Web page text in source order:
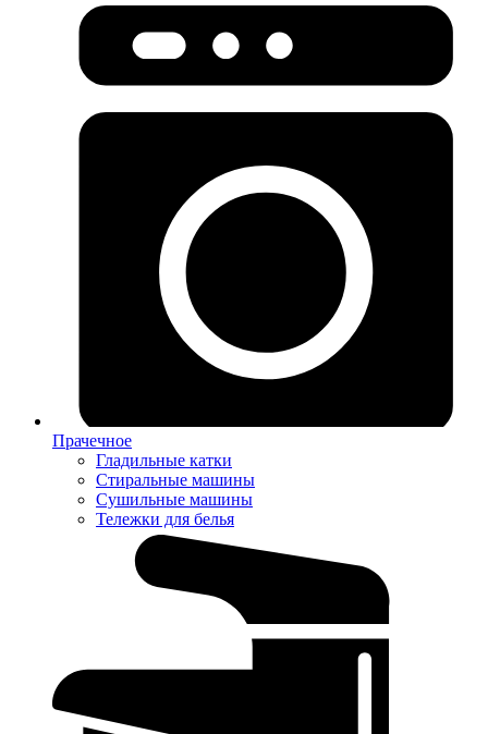
Прачечное
Гладильные катки
Стиральные машины
Сушильные машины
Тележки для белья